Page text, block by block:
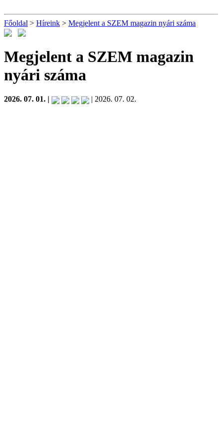
Főoldal > Híreink > Megjelent a SZEM magazin nyári száma
Megjelent a SZEM magazin
nyári száma
2026. 07. 01. | | 2026. 07. 02.